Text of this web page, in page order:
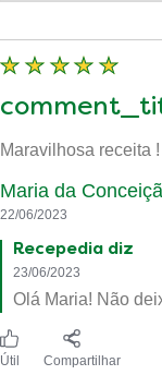
Maravilhosa receita
Maria da
22/06/2023
Recepedia diz
23/06/2023
Olá Maria! Não
Útil Compartilhar